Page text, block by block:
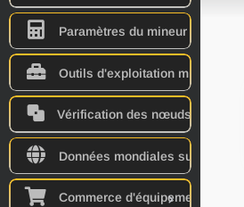
Paramètres du mineur
Outils d'exploitation minière
Vérification des nœuds
Données mondiales sur l'énergie
Commerce d'équipements